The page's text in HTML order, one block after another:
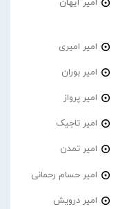
امیر آیهان
امیر امیری
امیر‌ بوران
امیر پرواز
امیر تاجیک
امیر تمدن
امیر حسام رحمانی
امیر درویش